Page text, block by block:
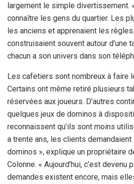
largement le simple divertissement.
connaître les gens du quartier. Les
les anciens et apprenaient les
construisaient souvent autour d’une
chacun a son univers dans son
Les cafetiers sont nombreux à faire
Certains ont même retiré plusieurs
réservées aux joueurs. D’autres
quelques jeux de dominos à
reconnaissent qu’ils sont moins
a trente ans, les clients
dominos », explique un propriétaire
Colonne. « Aujourd’hui, c’est devenu
demandes existent encore, mais